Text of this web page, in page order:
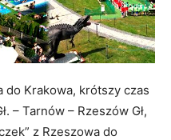
do Krakowa, krótszy czas
– Tarnów – Rzeszów Gł,
z Rzeszowa do